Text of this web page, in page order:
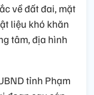
về đất đai, mặt
liệu khó khăn
tâm, địa hình
tỉnh Phạm